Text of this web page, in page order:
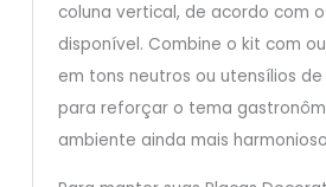
coluna vertical, de acordo com
disponível. Combine o kit com
em tons neutros ou utensílios
para reforçar o tema
ambiente ainda mais